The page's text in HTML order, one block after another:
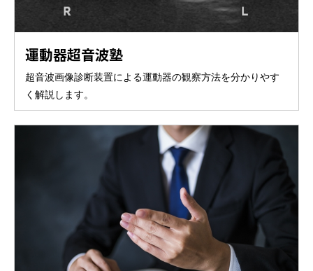
運動器超音波塾
超音波画像診断装置による運動器の観察方法を分かりやす
く解説します。